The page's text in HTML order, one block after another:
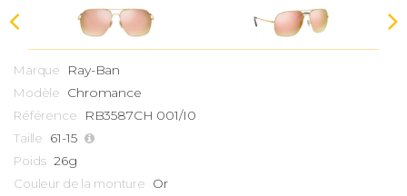
Marque Ray-Ban
Modèle Chromance
Référence RB3587CH 001/I0
Taille 61-15
Poids 26g
Couleur de la monture Or